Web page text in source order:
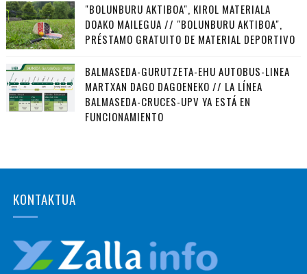
"BOLUNBURU AKTIBOA", KIROL MATERIALA
DOAKO MAILEGUA // "BOLUNBURU AKTIBOA",
PRÉSTAMO GRATUITO DE MATERIAL DEPORTIVO
BALMASEDA-GURUTZETA-EHU AUTOBUS-LINEA
MARTXAN DAGO DAGOENEKO // LA LÍNEA
BALMASEDA-CRUCES-UPV YA ESTÁ EN
FUNCIONAMIENTO
KONTAKTUA